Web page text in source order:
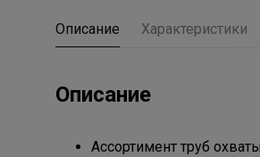
Описание Характеристики
Описание
Ассортимент труб